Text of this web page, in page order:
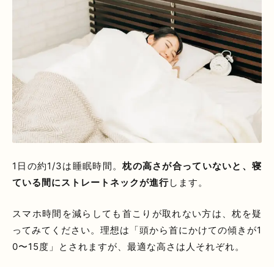
1日の約1/3は睡眠時間。枕の高さが合っていないと、寝
ている間にストレートネックが進行します。
スマホ時間を減らしても首こりが取れない方は、枕を疑
ってみてください。理想は「頭から首にかけての傾きが1
0〜15度」とされますが、最適な高さは人それぞれ。